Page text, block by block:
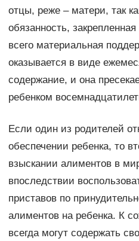
отцы, реже – матери, так
обязанность,
всего материальная
оказывается в виде
содержание, и она
ребенком
Если один из родителей
обеспечении ребенка, то
взыскании алиментов в
впоследствии
приставов по
алиментов на ребенка. К
всегда могут содержать